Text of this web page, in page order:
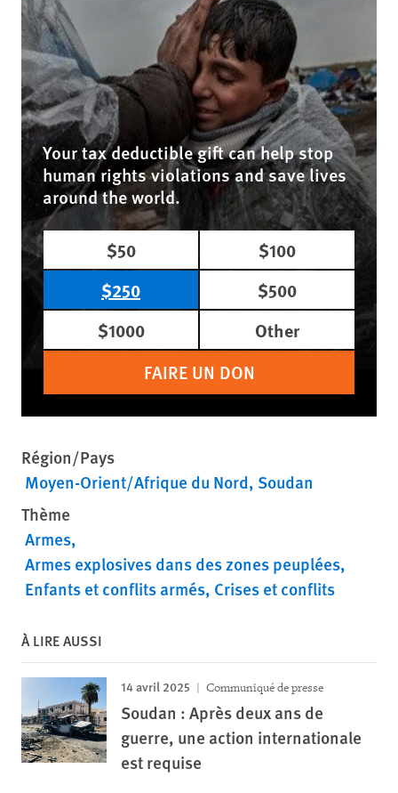
Your tax deductible gift can help stop
human rights violations and save lives
around the world.
$50
$100
$250
$500
$1000
Other
FAIRE UN DON
Région/Pays
Moyen-Orient/Afrique du Nord Soudan
Thème
Armes
Armes explosives dans des zones peuplées
Enfants et conflits armés Crises et conflits
À LIRE AUSSI
14 avril 2025 Communiqué de presse
Soudan : Après deux ans de
guerre, une action internationale
est requise